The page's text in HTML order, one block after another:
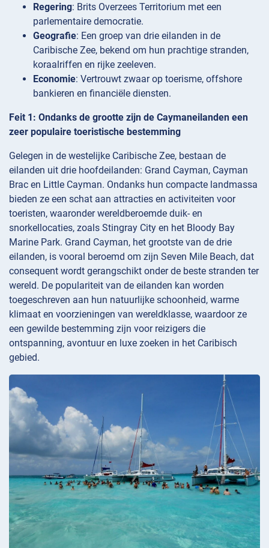
Regering: Brits Overzees Territorium met een
parlementaire democratie.
Geografie: Een groep van drie eilanden in de
Caribische Zee, bekend om hun prachtige stranden,
koraalriffen en rijke zeeleven.
Economie: Vertrouwt zwaar op toerisme, offshore
bankieren en financiële diensten.
Feit 1: Ondanks de grootte zijn de Caymaneilanden een
zeer populaire toeristische bestemming
Gelegen in de westelijke Caribische Zee, bestaan de
eilanden uit drie hoofdeilanden: Grand Cayman, Cayman
Brac en Little Cayman. Ondanks hun compacte landmassa
bieden ze een schat aan attracties en activiteiten voor
toeristen, waaronder wereldberoemde duik- en
snorkellocaties, zoals Stingray City en het Bloody Bay
Marine Park. Grand Cayman, het grootste van de drie
eilanden, is vooral beroemd om zijn Seven Mile Beach, dat
consequent wordt gerangschikt onder de beste stranden ter
wereld. De populariteit van de eilanden kan worden
toegeschreven aan hun natuurlijke schoonheid, warme
klimaat en voorzieningen van wereldklasse, waardoor ze
een gewilde bestemming zijn voor reizigers die
ontspanning, avontuur en luxe zoeken in het Caribisch
gebied.